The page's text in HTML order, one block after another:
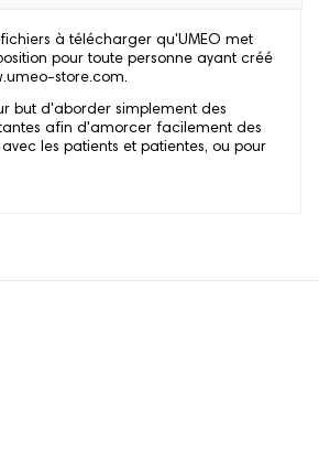
fichiers à télécharger qu'UMEO met
pour toute personne ayant créé
store.com.
but d'aborder simplement des
afin d'amorcer facilement des
les patients et patientes, ou pour